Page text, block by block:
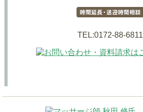
TEL:0172-88-6811